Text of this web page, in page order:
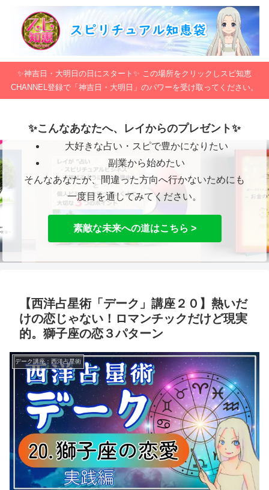
✨神吉日・大明日の日にスタート✨ この場所をクリックしスピ知恵
CHANNEL登録で「神吉日・大明日」のパワーを受け取ってください。
✨こんなあなたへ、レイからのプレゼント✨
大好きな占い・スピで豊かになりたい
副業から始めたい
そんなあなたが、間違った方向へ行かないためにも
一度目を通してみてください。
素敵な未来への道はこちら >
【西洋占星術「デーク」講座２０】熱いだ
けの恋じゃない！ロマンチックだけど現実
的。獅子座の恋３パターン
デーク講座：西洋占星術